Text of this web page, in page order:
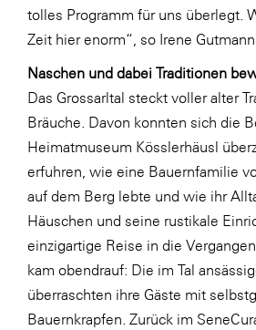
Somfy
Sony DADC
SPIEGLTEC
STIHL Tirol
Trend Micro
TAG GmbH
VALETTA
Verband Druck Medien
Wirtschaftskammer
WKS Fachgruppe
tolles Programm für uns überlegt.
Zeit hier enorm“, so Irene
Naschen und dabei Traditionen
Das Grossarltal steckt voller alter
Bräuche. Davon konnten sich die
Heimatmuseum Kösslerhäusl
erfuhren, wie eine Bauernfamilie
auf dem Berg lebte und wie ihr
Häuschen und seine rustikale
einzigartige Reise in die
kam obendrauf: Die im Tal
überraschten ihre Gäste mit
Bauernkrapfen. Zurück im